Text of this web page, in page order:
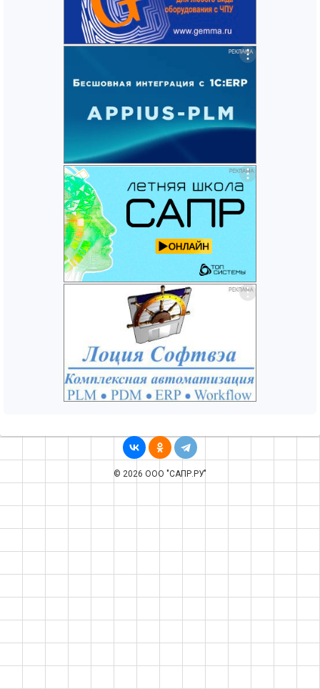
© 2026 ООО "САПР.РУ"